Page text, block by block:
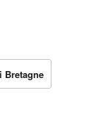
Bretagne